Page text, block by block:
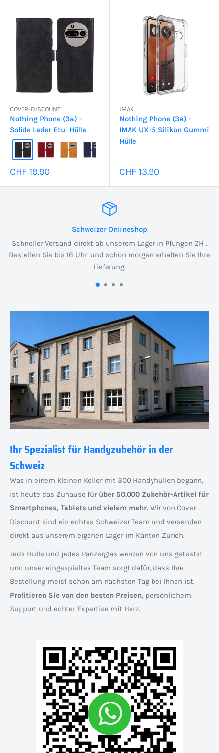
COVER-DISCOUNT
Nothing Phone (3a) -
Solide Leder Etui Hülle
Sonderpreis
CHF 19.90
IMAK
Nothing Phone (3a) -
IMAK UX-5 Silikon Gummi
Hülle
Sonderpreis
CHF 13.90
Schweizer Onlineshop
Schneller Versand direkt ab unserem Lager in Pfungen ZH .
Bestellen Sie bis 16 Uhr, und schon morgen erhalten Sie Ihre
Lieferung.
Ihr Spezialist für Handyzubehör in der
Schweiz
Was in einem kleinen Keller mit 300 Handyhüllen begann,
ist heute das Zuhause für über 50.000 Zubehör-Artikel für
Smartphones, Tablets und vielem mehr. Wir von Cover-
Discount sind ein echtes Schweizer Team und versenden
direkt aus unserem eigenen Lager im Kanton Zürich.
Jede Hülle und jedes Panzerglas werden von uns getestet
und unser eingespieltes Team sorgt dafür, dass Ihre
Bestellung meist schon am nächsten Tag bei Ihnen ist.
Profitieren Sie von den besten Preisen, persönlichem
Support und echter Expertise mit Herz.